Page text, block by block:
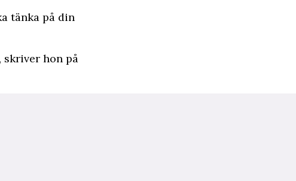
tänka på din
skriver hon på